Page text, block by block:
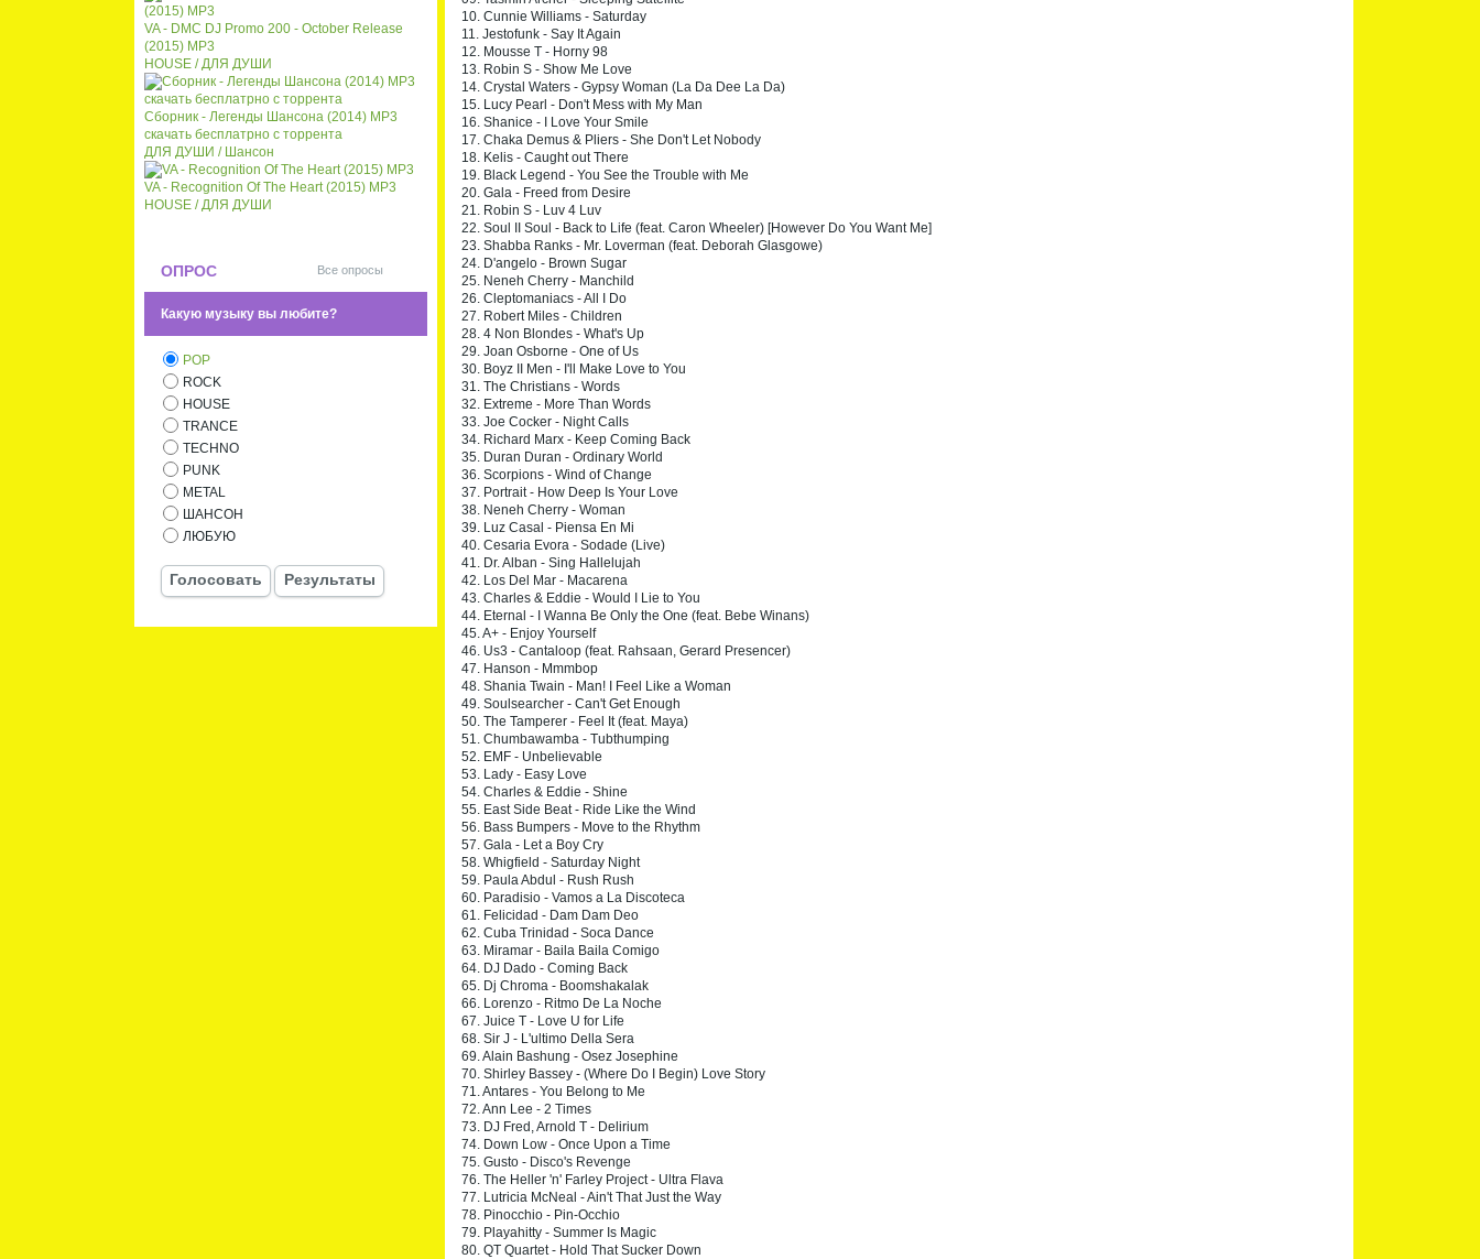
10. Cunnie Williams - Saturday
11. Jestofunk - Say It Again
12. Mousse T - Horny 98
13. Robin S - Show Me Love
14. Crystal Waters - Gypsy Woman (La Da Dee La Da)
15. Lucy Pearl - Don't Mess with My Man
16. Shanice - I Love Your Smile
17. Chaka Demus & Pliers - She Don't Let Nobody
18. Kelis - Caught out There
19. Black Legend - You See the Trouble with Me
20. Gala - Freed from Desire
21. Robin S - Luv 4 Luv
22. Soul II Soul - Back to Life (feat. Caron Wheeler) [However Do You Want Me]
23. Shabba Ranks - Mr. Loverman (feat. Deborah Glasgowe)
24. D'angelo - Brown Sugar
25. Neneh Cherry - Manchild
26. Cleptomaniacs - All I Do
27. Robert Miles - Children
28. 4 Non Blondes - What's Up
29. Joan Osborne - One of Us
30. Boyz II Men - I'll Make Love to You
31. The Christians - Words
32. Extreme - More Than Words
33. Joe Cocker - Night Calls
34. Richard Marx - Keep Coming Back
35. Duran Duran - Ordinary World
36. Scorpions - Wind of Change
37. Portrait - How Deep Is Your Love
38. Neneh Cherry - Woman
39. Luz Casal - Piensa En Mi
40. Cesaria Evora - Sodade (Live)
41. Dr. Alban - Sing Hallelujah
42. Los Del Mar - Macarena
43. Charles & Eddie - Would I Lie to You
44. Eternal - I Wanna Be Only the One (feat. Bebe Winans)
45. A+ - Enjoy Yourself
46. Us3 - Cantaloop (feat. Rahsaan, Gerard Presencer)
47. Hanson - Mmmbop
48. Shania Twain - Man! I Feel Like a Woman
49. Soulsearcher - Can't Get Enough
50. The Tamperer - Feel It (feat. Maya)
51. Chumbawamba - Tubthumping
52. EMF - Unbelievable
53. Lady - Easy Love
54. Charles & Eddie - Shine
55. East Side Beat - Ride Like the Wind
56. Bass Bumpers - Move to the Rhythm
57. Gala - Let a Boy Cry
58. Whigfield - Saturday Night
59. Paula Abdul - Rush Rush
60. Paradisio - Vamos a La Discoteca
61. Felicidad - Dam Dam Deo
62. Cuba Trinidad - Soca Dance
63. Miramar - Baila Baila Comigo
64. DJ Dado - Coming Back
65. Dj Chroma - Boomshakalak
66. Lorenzo - Ritmo De La Noche
67. Juice T - Love U for Life
68. Sir J - L'ultimo Della Sera
69. Alain Bashung - Osez Josephine
70. Shirley Bassey - (Where Do I Begin) Love Story
71. Antares - You Belong to Me
72. Ann Lee - 2 Times
73. DJ Fred, Arnold T - Delirium
74. Down Low - Once Upon a Time
75. Gusto - Disco's Revenge
76. The Heller 'n' Farley Project - Ultra Flava
77. Lutricia McNeal - Ain't That Just the Way
78. Pinocchio - Pin-Occhio
79. Playahitty - Summer Is Magic
80. QT Quartet - Hold That Sucker Down
VA - DMC DJ Promo 200 - October Release
(2015) MP3
HOUSE / ДЛЯ ДУШИ
Сборник - Легенды Шансона (2014) MP3
скачать бесплатрно с торрента
ДЛЯ ДУШИ / Шансон
VA - Recognition Of The Heart (2015) MP3
HOUSE / ДЛЯ ДУШИ
ОПРОС Все опросы
Какую музыку вы любите?
POP
ROCK
HOUSE
TRANCE
TECHNO
PUNK
METAL
ШАНСОН
ЛЮБУЮ
Голосовать Результаты